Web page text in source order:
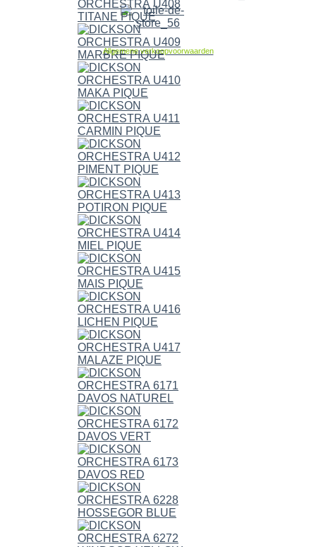
Allgemene verkoopvoorwaarden